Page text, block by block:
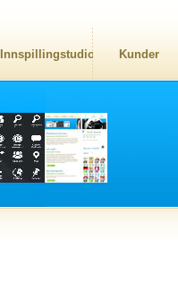
Innspillingstudio Kunder